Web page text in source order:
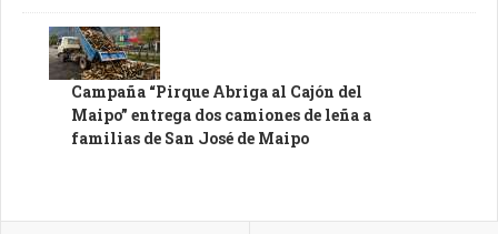
Campaña “Pirque Abriga al Cajón del
Maipo” entrega dos camiones de leña a
familias de San José de Maipo